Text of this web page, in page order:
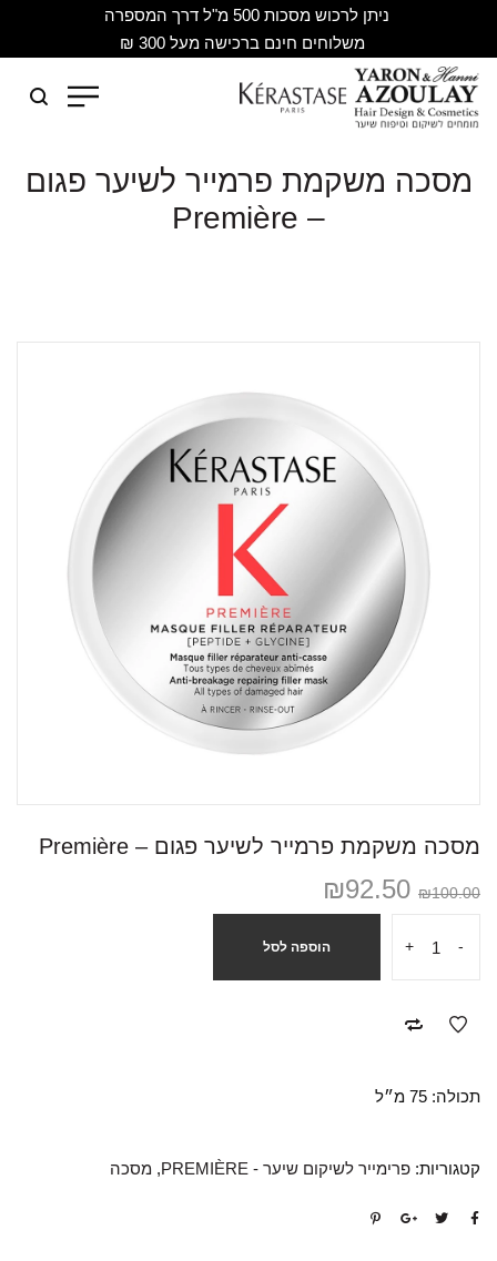
ניתן לרכוש מסכות 500 מ"ל דרך המספרה
משלוחים חינם ברכישה מעל 300 ₪
מסכה משקמת פרמייר לשיער פגום
– Première
מסכה משקמת פרמייר לשיער פגום – Première
₪100.00
₪92.50
-
+ הוספה לסל
תכולה: 75 מ״ל
קטגוריות: פרימייר לשיקום שיער - PREMIÈRE , מסכה